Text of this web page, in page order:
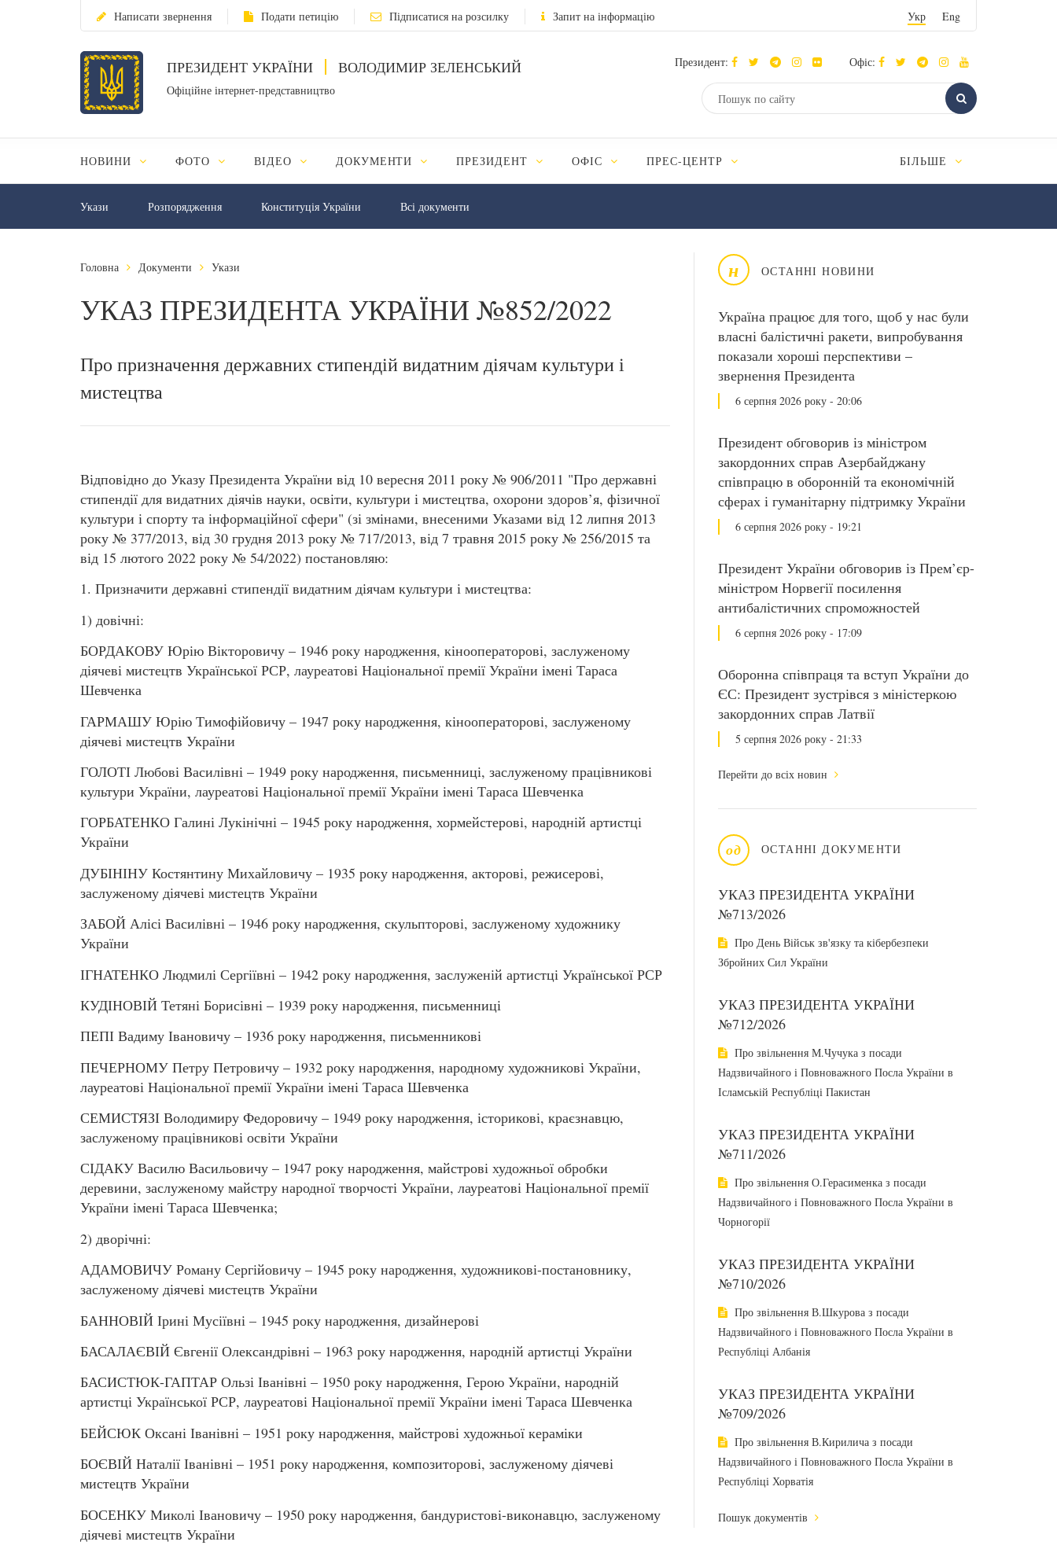
Написати звернення Подати петицію Підписатися на розсилку Запит на інформацію Укр Eng
ПРЕЗИДЕНТ УКРАЇНИ ВОЛОДИМИР ЗЕЛЕНСЬКИЙ
Офіційне інтернет-представництво
Президент: Офіс:
НОВИНИ ФОТО ВІДЕО ДОКУМЕНТИ ПРЕЗИДЕНТ ОФІС ПРЕС-ЦЕНТР БІЛЬШЕ
Укази Розпорядження Конституція України Всі документи
н ОСТАННІ НОВИНИ
Україна працює для того, щоб у нас були
власні балістичні ракети, випробування
показали хороші перспективи –
звернення Президента
6 серпня 2026 року - 20:06
Президент обговорив із міністром
закордонних справ Азербайджану
співпрацю в оборонній та економічній
сферах і гуманітарну підтримку України
6 серпня 2026 року - 19:21
Президент України обговорив із Прем’єр-
міністром Норвегії посилення
антибалістичних спроможностей
6 серпня 2026 року - 17:09
Оборонна співпраця та вступ України до
ЄС: Президент зустрівся з міністеркою
закордонних справ Латвії
5 серпня 2026 року - 21:33
Перейти до всіх новин
од ОСТАННІ ДОКУМЕНТИ
УКАЗ ПРЕЗИДЕНТА УКРАЇНИ
№713/2026
Про День Військ зв'язку та кібербезпеки
Збройних Сил України
УКАЗ ПРЕЗИДЕНТА УКРАЇНИ
№712/2026
Про звільнення М.Чучука з посади
Надзвичайного і Повноважного Посла України в
Ісламській Республіці Пакистан
УКАЗ ПРЕЗИДЕНТА УКРАЇНИ
№711/2026
Про звільнення О.Герасименка з посади
Надзвичайного і Повноважного Посла України в
Чорногорії
УКАЗ ПРЕЗИДЕНТА УКРАЇНИ
№710/2026
Про звільнення В.Шкурова з посади
Надзвичайного і Повноважного Посла України в
Республіці Албанія
УКАЗ ПРЕЗИДЕНТА УКРАЇНИ
№709/2026
Про звільнення В.Кирилича з посади
Надзвичайного і Повноважного Посла України в
Республіці Хорватія
Пошук документів
Головна Документи Укази
УКАЗ ПРЕЗИДЕНТА УКРАЇНИ №852/2022
Про призначення державних стипендій видатним діячам культури і
мистецтва
Відповідно до Указу Президента України від 10 вересня 2011 року № 906/2011 "Про державні
стипендії для видатних діячів науки, освіти, культури і мистецтва, охорони здоров’я, фізичної
культури і спорту та інформаційної сфери" (зі змінами, внесеними Указами від 12 липня 2013
року № 377/2013, від 30 грудня 2013 року № 717/2013, від 7 травня 2015 року № 256/2015 та
від 15 лютого 2022 року № 54/2022) постановляю:
1. Призначити державні стипендії видатним діячам культури і мистецтва:
1) довічні:
БОРДАКОВУ Юрію Вікторовичу – 1946 року народження, кінооператорові, заслуженому
діячеві мистецтв Української РСР, лауреатові Національної премії України імені Тараса
Шевченка
ГАРМАШУ Юрію Тимофійовичу – 1947 року народження, кінооператорові, заслуженому
діячеві мистецтв України
ГОЛОТІ Любові Василівні – 1949 року народження, письменниці, заслуженому працівникові
культури України, лауреатові Національної премії України імені Тараса Шевченка
ГОРБАТЕНКО Галині Лукінічні – 1945 року народження, хормейстерові, народній артистці
України
ДУБІНІНУ Костянтину Михайловичу – 1935 року народження, акторові, режисерові,
заслуженому діячеві мистецтв України
ЗАБОЙ Алісі Василівні – 1946 року народження, скульпторові, заслуженому художнику
України
ІГНАТЕНКО Людмилі Сергіївні – 1942 року народження, заслуженій артистці Української РСР
КУДІНОВІЙ Тетяні Борисівні – 1939 року народження, письменниці
ПЕПІ Вадиму Івановичу – 1936 року народження, письменникові
ПЕЧЕРНОМУ Петру Петровичу – 1932 року народження, народному художникові України,
лауреатові Національної премії України імені Тараса Шевченка
СЕМИСТЯЗІ Володимиру Федоровичу – 1949 року народження, історикові, краєзнавцю,
заслуженому працівникові освіти України
СІДАКУ Василю Васильовичу – 1947 року народження, майстрові художньої обробки
деревини, заслуженому майстру народної творчості України, лауреатові Національної премії
України імені Тараса Шевченка;
2) дворічні:
АДАМОВИЧУ Роману Сергійовичу – 1945 року народження, художникові-постановнику,
заслуженому діячеві мистецтв України
БАННОВІЙ Ірині Мусіївні – 1945 року народження, дизайнерові
БАСАЛАЄВІЙ Євгенії Олександрівні – 1963 року народження, народній артистці України
БАСИСТЮК-ГАПТАР Ользі Іванівні – 1950 року народження, Герою України, народній
артистці Української РСР, лауреатові Національної премії України імені Тараса Шевченка
БЕЙСЮК Оксані Іванівні – 1951 року народження, майстрові художньої кераміки
БОЄВІЙ Наталії Іванівні – 1951 року народження, композиторові, заслуженому діячеві
мистецтв України
БОСЕНКУ Миколі Івановичу – 1950 року народження, бандуристові-виконавцю, заслуженому
діячеві мистецтв України